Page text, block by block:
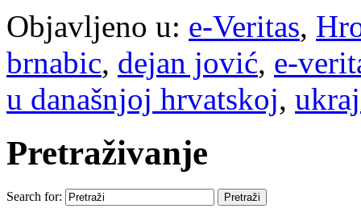
Objavljeno u: e-Veritas,
brnabic, dejan jović, e-
u današnjoj hrvatskoj,
Pretraživanje
Search for: